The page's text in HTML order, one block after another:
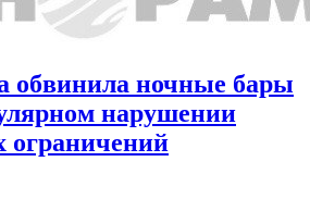
обвинила ночные бары
нарушении
ограничений